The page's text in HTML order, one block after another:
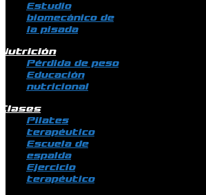
Estudio
biomecánico de
la pisada
Pérdida de peso
Educación
nutricional
Pilates
terapéutico
Escuela de
espalda
Ejercicio
terapéutico